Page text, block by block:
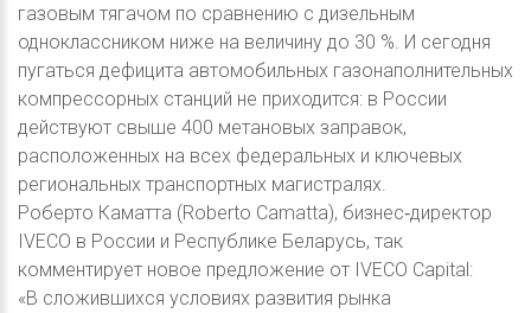
газовым тягачом по сравнению с дизельным
одноклассником ниже на величину до 30 %. И сегодня
пугаться дефицита автомобильных газонаполнительных
компрессорных станций не приходится: в России
действуют свыше 400 метановых заправок,
расположенных на всех федеральных и ключевых
региональных транспортных магистралях.
Роберто Каматта (Roberto Camatta), бизнес‑директор
IVECO в России и Республике Беларусь, так
комментирует новое предложение от IVECO Capital:
«В сложившихся условиях развития рынка